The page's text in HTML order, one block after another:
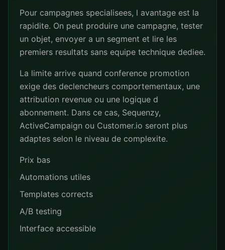
Pour campagnes specialisees, l avantage est la
rapidite. On peut produire une campagne, tester
un objet, envoyer a un segment et lire les
premiers resultats sans equipe technique dediee.
La limite arrive quand conference promotion
exige des declencheurs comportementaux, une
attribution revenue ou une logique d
abonnement. Dans ce cas, Sequenzy,
ActiveCampaign ou Customer.io seront plus
adaptes selon le niveau de complexite.
Prix bas
Automations utiles
Templates corrects
A/B testing
Interface accessible